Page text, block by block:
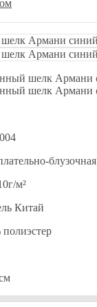
блузочная
м²
Китай
полиэстер